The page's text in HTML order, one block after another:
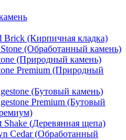
Brick (Кирпичная кладка)
(Обработанный камень)
(Природный камень)
Premium (Природный
(Бутовый камень)
Premium (Бутовый
Shake (Деревянная щепа)
Cedar (Обработанный